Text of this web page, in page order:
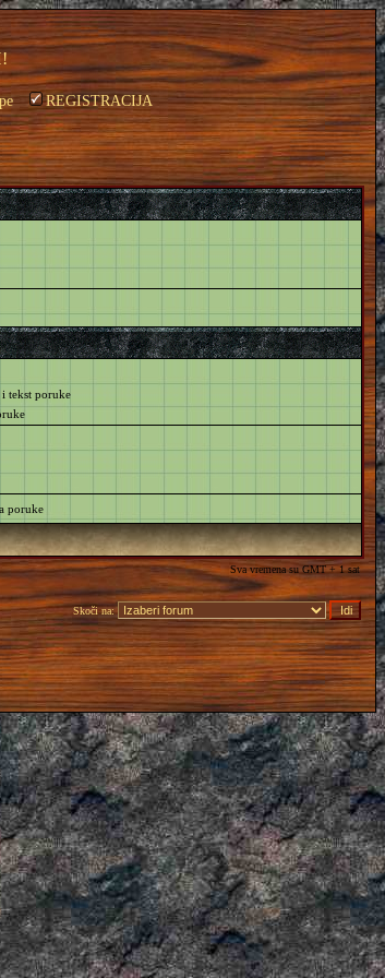
REGISTRACIJA
i tekst poruke
poruke
Sva vremena su GMT + 1 sat
Skoči na: